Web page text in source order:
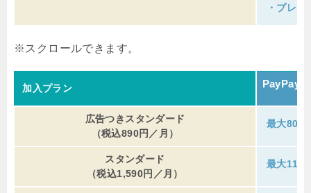
・プレ
加入プラン PayPay
広告つきスタンダード
（税込890円／月）
最大80円
スタンダード
（税込1,590円／月）
最大110